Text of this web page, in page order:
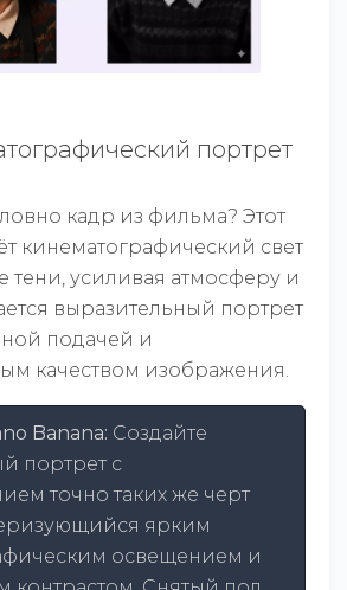
портрет
кадр из фильма? Этот
кинематографический свет
усиливая атмосферу и
выразительный портрет
подачей и
качеством изображения.
Banana: Создайте
портрет с
точно таких же черт
ярким
освещением и